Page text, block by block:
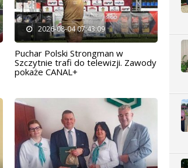
2026-08-04 07:43:09
Puchar Polski Strongman w
Szczytnie trafi do telewizji. Zawody
pokaże CANAL+